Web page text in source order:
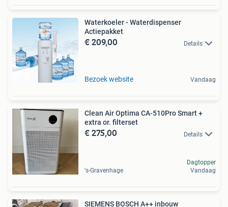
Waterkoeler - Waterdispenser
Actiepakket
€ 209,00 Details
Bezoek website Vandaag
Clean Air Optima CA-510Pro Smart +
extra or. filterset
€ 275,00 Details
's-Gravenhage
Dagtopper
Vandaag
SIEMENS BOSCH A++ inbouw